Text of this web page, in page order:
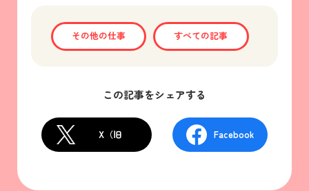
その他の仕事 すべての記事
この記事をシェアする
X（旧 Facebook